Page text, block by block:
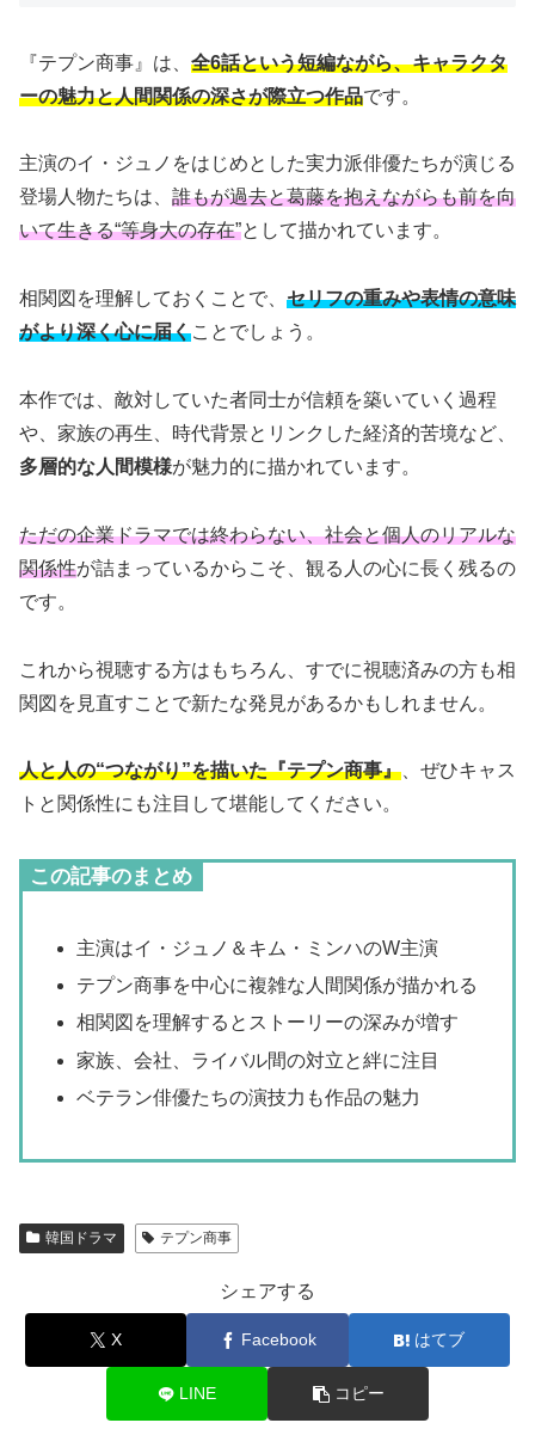
『テプン商事』は、 全6話という短編ながら、キャラクタ
ーの魅力と人間関係の深さが際立つ作品です。
主演のイ・ジュノをはじめとした実力派俳優たちが演じる
登場人物たちは、 誰もが過去と葛藤を抱えながらも前を向
いて生きる“等身大の存在”として描かれています。
相関図を理解しておくことで、 セリフの重みや表情の意味
がより深く心に届くことでしょう。
本作では、敵対していた者同士が信頼を築いていく過程
や、家族の再生、時代背景とリンクした経済的苦境など、
多層的な人間模様が魅力的に描かれています。
ただの企業ドラマでは終わらない、社会と個人のリアルな
関係性が詰まっているからこそ、観る人の心に長く残るの
です。
これから視聴する方はもちろん、すでに視聴済みの方も相
関図を見直すことで新たな発見があるかもしれません。
人と人の“つながり”を描いた『テプン商事』、ぜひキャス
トと関係性にも注目して堪能してください。
この記事のまとめ
主演はイ・ジュノ＆キム・ミンハのW主演
テプン商事を中心に複雑な人間関係が描かれる
相関図を理解するとストーリーの深みが増す
家族、会社、ライバル間の対立と絆に注目
ベテラン俳優たちの演技力も作品の魅力
韓国ドラマ テプン商事
シェアする
X Facebook はてブ
LINE コピー